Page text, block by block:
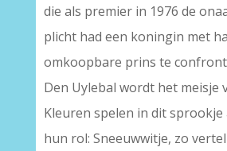
die als premier in 1976 de
plicht had een koningin met
omkoopbare prins te
Den Uylebal wordt het meisje
Kleuren spelen in dit sprookje
hun rol: Sneeuwwitje, zo